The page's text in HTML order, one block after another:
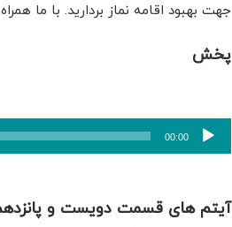
جهت بهبود اقامه نماز بردارید. با ما
پخش
پخش‌کننده
صوت
00:00
آیتم های قسمت دویست و پانزدهم